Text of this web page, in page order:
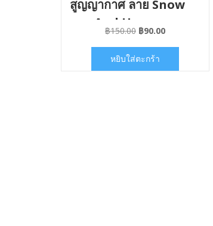
สูญญากาศ ลาย Snow
And House
฿150.00 Original
was:
฿90.00Current
หยิบใส่ตะกร้า